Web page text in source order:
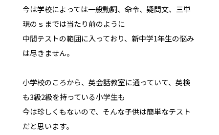
今は学校によっては一般動詞、命令、疑問文、三単
現のｓまでは当たり前のように
中間テストの範囲に入っており、新中学1年生の悩み
は尽きません。
小学校のころから、英会話教室に通っていて、英検
も3級2級を持っている小学生も
今は珍しくもないので、そんな子供は簡単なテスト
だと思います。